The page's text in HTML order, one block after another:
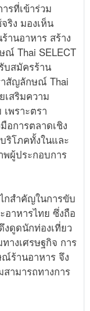
รที่เข้าร่วม
ริง มองเห็น
านอาหาร สร้าง
Thai SELECT
บสมัครร้าน
าสัญลักษณ์ Thai
เสริมความ
พราะตรา
อการตลาดเชิง
ริโภคทั้งในและ
ผู้ประกอบการ
กสำคัญในการขับ
อาหารไทย ซึ่งถือ
งดูดนักท่องเที่ยว
างเศรษฐกิจ การ
ร้านอาหาร จึง
ามารถทางการ